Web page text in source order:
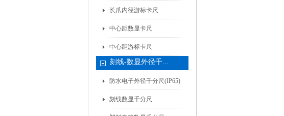
长爪内径游标卡尺
中心距数显卡尺
中心距游标卡尺
刻线-数显外径千...
防水电子外径千分尺(IP65)
刻线数显千分尺